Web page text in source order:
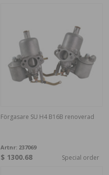
Förgasare SU H4 B16B renoverad
Artnr: 237069
$ 1300.68 Special order